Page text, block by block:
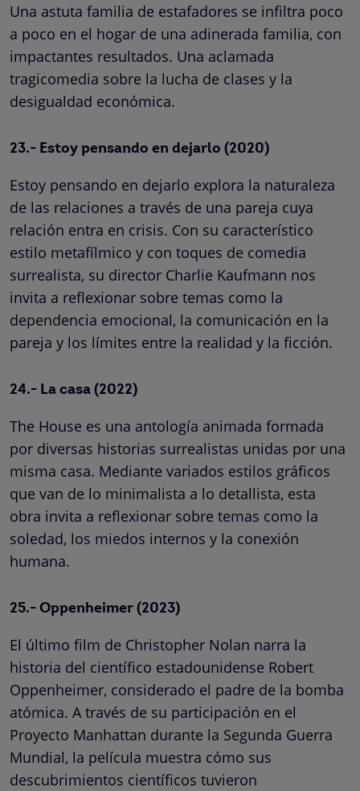
Una astuta familia de estafadores se infiltra poco
a poco en el hogar de una adinerada familia, con
impactantes resultados. Una aclamada
tragicomedia sobre la lucha de clases y la
desigualdad económica.
23.- Estoy pensando en dejarlo (2020)
Estoy pensando en dejarlo explora la naturaleza
de las relaciones a través de una pareja cuya
relación entra en crisis. Con su característico
estilo metafílmico y con toques de comedia
surrealista, su director Charlie Kaufmann nos
invita a reflexionar sobre temas como la
dependencia emocional, la comunicación en la
pareja y los límites entre la realidad y la ficción.
24.- La casa (2022)
The House es una antología animada formada
por diversas historias surrealistas unidas por una
misma casa. Mediante variados estilos gráficos
que van de lo minimalista a lo detallista, esta
obra invita a reflexionar sobre temas como la
soledad, los miedos internos y la conexión
humana.
25.- Oppenheimer (2023)
El último film de Christopher Nolan narra la
historia del científico estadounidense Robert
Oppenheimer, considerado el padre de la bomba
atómica. A través de su participación en el
Proyecto Manhattan durante la Segunda Guerra
Mundial, la película muestra cómo sus
descubrimientos científicos tuvieron